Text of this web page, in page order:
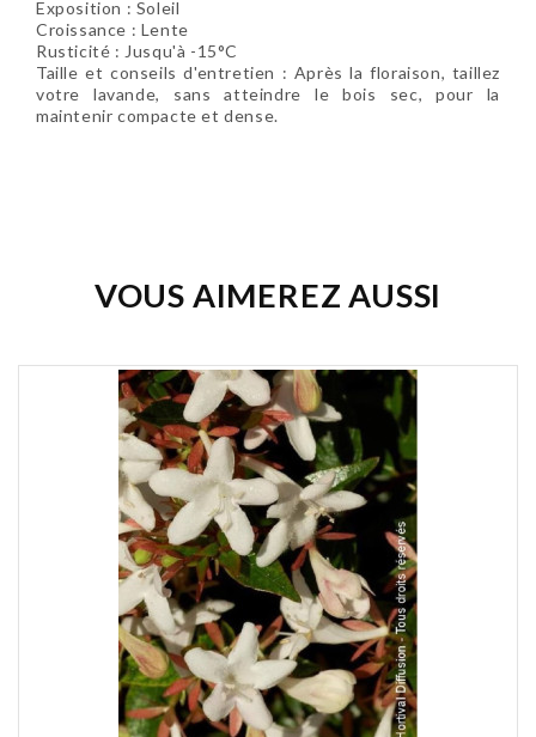
Exposition : Soleil
Croissance : Lente
Rusticité : Jusqu'à -15°C
Taille et conseils d'entretien : Après la floraison, taillez
votre lavande, sans atteindre le bois sec, pour la
maintenir compacte et dense.
VOUS AIMEREZ AUSSI